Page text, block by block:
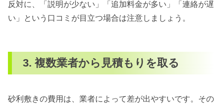
反対に、「説明が少ない」「追加料金が多い」「連絡が遅
い」という口コミが目立つ場合は注意しましょう。
3. 複数業者から見積もりを取る
砂利敷きの費用は、業者によって差が出やすいです。その